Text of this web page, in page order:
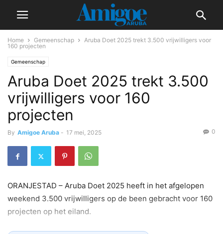
Home Gemeenschap
Aruba Doet 2025 trekt 3.500 vrijwilligers voor
160 projecten
Gemeenschap
Aruba Doet 2025 trekt 3.500
vrijwilligers voor 160
projecten
By Amigoe Aruba - 17 mei, 2025 0
ORANJESTAD – Aruba Doet 2025 heeft in het afgelopen
weekend 3.500 vrijwilligers op de been gebracht voor 160
projecten op het eiland.